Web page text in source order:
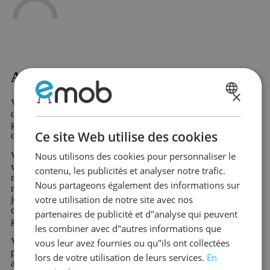
Acheter Bahuts béton?
Vous cherchez Bahuts béton ? Alors vous êtes assuré de réussir
chez Emob, votre magasin de meubles en ligne. Dans notre vaste
gamme, vous trouverez plus de 10 000 beaux meubles et produits
de décoration d'intérieur attrayants
Votre nouveau produit préféré dans la catégorie Bahuts béton
vous sera expédié rapidement et avantageusement. Beaucoup de
nos produits sont disponibles immédiatement et sont livrés
rapidement. De plus, vous bénéficiez d'un droit de retour de 60
jours et d'une garantie de 2 ans sur tous les meubles. Nouveau
chez Emob et unique dans le secteur, l'option de post-paiement
gratuit ou de paiement fractionné.
Vous avez une question sur nos produits ou services ? N'hésitez
pas à
contacter
. Notre équipe d'experts se fera un plaisir de vous
aider.
×
Ce site Web utilise des cookies
Nous utilisons des cookies pour personnaliser le
contenu, les publicités et analyser notre trafic.
Nous partageons également des informations sur
votre utilisation de notre site avec nos
partenaires de publicité et d"analyse qui peuvent
les combiner avec d"autres informations que
vous leur avez fournies ou qu"ils ont collectées
lors de votre utilisation de leurs services. En